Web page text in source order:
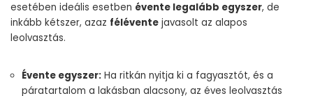
esetében ideális esetben évente legalább egyszer, de
inkább kétszer, azaz félévente javasolt az alapos
leolvasztás.
Évente egyszer: Ha ritkán nyitja ki a fagyasztót, és a
páratartalom a lakásban alacsony, az éves leolvasztás